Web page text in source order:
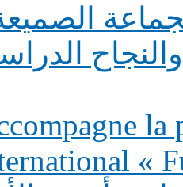
الصميعة
la
«